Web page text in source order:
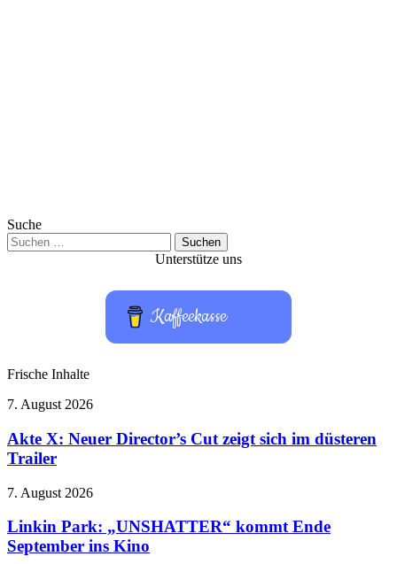
Suche
Suchen
nach:
Unterstütze uns
Kaffeekasse
Frische Inhalte
Akte
Neuer
Director’s
Cut
sich
düsteren
Trailer
7. August 2026
Akte X: Neuer Director’s Cut zeigt sich im düsteren
Trailer
Linkin
„UNSHATTER“
kommt
Ende
7. August 2026
Linkin Park: „UNSHATTER“ kommt Ende
September ins Kino